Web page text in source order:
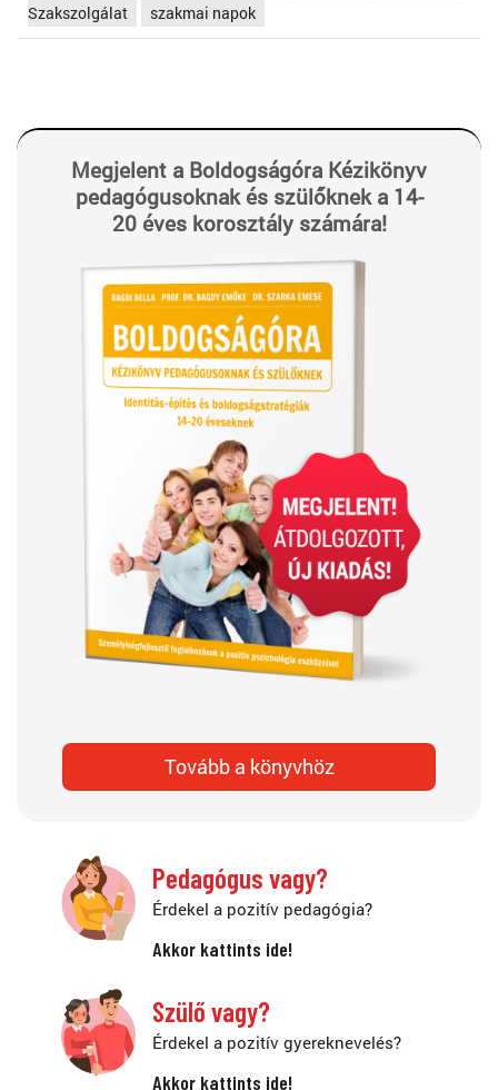
Szakszolgálat
szakmai napok
Megjelent a Boldogságóra Kézikönyv
pedagógusoknak és szülőknek a 14-
20 éves korosztály számára!
Tovább a könyvhöz
Pedagógus vagy?
Érdekel a pozitív pedagógia?
Akkor kattints ide!
Szülő vagy?
Érdekel a pozitív gyereknevelés?
Akkor kattints ide!